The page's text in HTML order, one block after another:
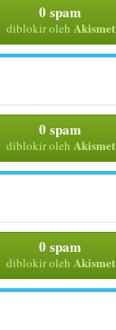
0 spam
diblokir oleh Akismet
0 spam
diblokir oleh Akismet
0 spam
diblokir oleh Akismet